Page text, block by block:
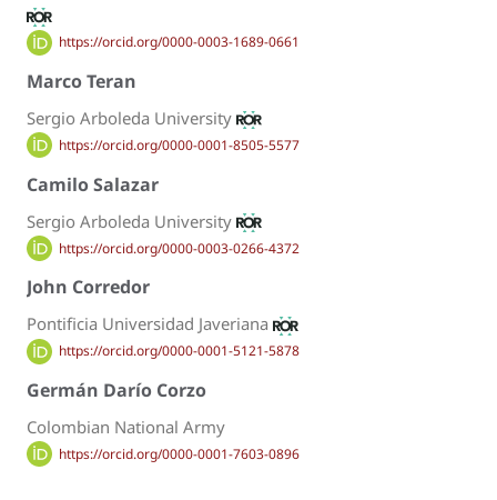
https://orcid.org/0000-0003-1689-0661
Marco Teran
Sergio Arboleda University
https://orcid.org/0000-0001-8505-5577
Camilo Salazar
Sergio Arboleda University
https://orcid.org/0000-0003-0266-4372
John Corredor
Pontificia Universidad Javeriana
https://orcid.org/0000-0001-5121-5878
Germán Darío Corzo
Colombian National Army
https://orcid.org/0000-0001-7603-0896